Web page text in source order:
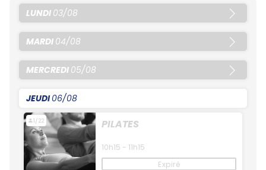
LUNDI 03/08
MARDI 04/08
MERCREDI 05/08
JEUDI06/08
1/22 PILATES
10h15 - 11h15
Expiré